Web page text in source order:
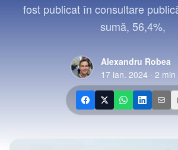
fost publicat în consultare
sumă, 56,4%,
Alexandru Robea
17 ian. 2024 · 2 min